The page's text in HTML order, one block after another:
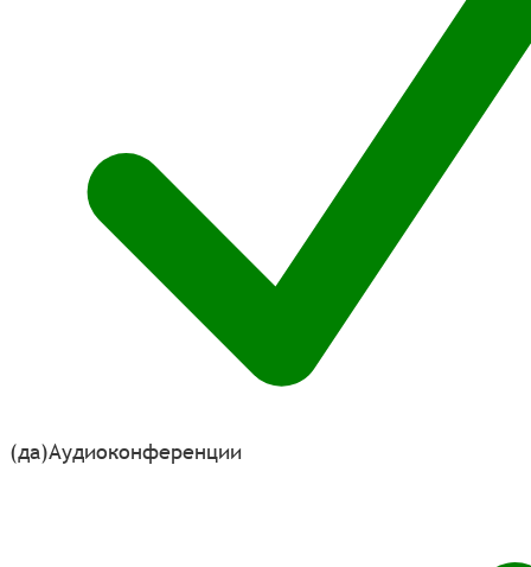
(да)Аудиоконференции